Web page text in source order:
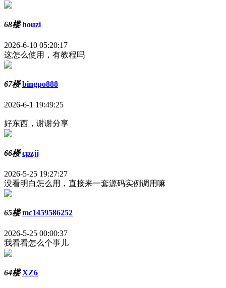
68楼 houzi
2026-6-10 05:20:17
这怎么使用，有教程吗
67楼 bingpo888
2026-6-1 19:49:25
好东西，谢谢分享
66楼 cpzjj
2026-5-25 19:27:27
没看明白怎么用，直接来一套源码实例调用嘛
65楼 mc1459586252
2026-5-25 00:00:37
我看看怎么个事儿
64楼 XZ6